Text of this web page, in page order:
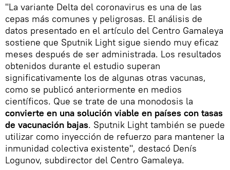
"La variante Delta del coronavirus es una de las
cepas más comunes y peligrosas. El análisis de
datos presentado en el artículo del Centro Gamaleya
sostiene que Sputnik Light sigue siendo muy eficaz
meses después de ser administrada. Los resultados
obtenidos durante el estudio superan
significativamente los de algunas otras vacunas,
como se publicó anteriormente en medios
científicos. Que se trate de una monodosis la
convierte en una solución viable en países con tasas
de vacunación bajas. Sputnik Light también se puede
utilizar como inyección de refuerzo para mantener la
inmunidad colectiva existente", destacó Denís
Logunov, subdirector del Centro Gamaleya.